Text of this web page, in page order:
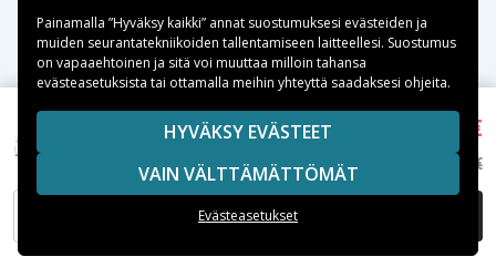
XDcase AirPods Pro 1/2 silikonikorvatyynyt
9,55 €
11,99 €
LISÄÄ OSTOSKORIIN
Toimitusvaihtoehdot
Copyright © 2026, Spares Nordic AB
SIVULLA MAINITUT TAVARAMERKIT OVAT OMISTAJIENSA
OMAISUUTTA.
Painamalla ”Hyväksy kaikki” annat suostumuksesi evästeiden ja
muiden seurantatekniikoiden tallentamiseen laitteellesi. Suostumus
on vapaaehtoinen ja sitä voi muuttaa milloin tahansa
evästeasetuksista tai ottamalla meihin yhteyttä saadaksesi ohjeita.
HYVÄKSY EVÄSTEET
VAIN VÄLTTÄMÄTTÖMÄT
Evästeasetukset